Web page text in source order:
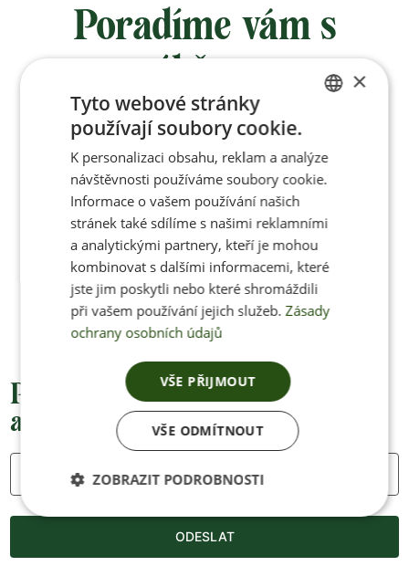
Poradíme vám s
výběrem
Po-Pá 8:00 – 17:00
Jan Pančocha
+420 770 669 100
info@jenonleather.cz
Přednostní informace o soutěžích,
akcích a novinkách
Váš e-mail
ODESLAT
ENGLISH
×
Tyto webové stránky
používají soubory cookie.
K personalizaci obsahu, reklam a analýze
návštěvnosti používáme soubory cookie.
Informace o vašem používání našich
stránek také sdílíme s našimi reklamními
a analytickými partnery, kteří je mohou
kombinovat s dalšími informacemi, které
jste jim poskytli nebo které shromáždili
při vašem používání jejich služeb. Zásady
ochrany osobních údajů
VŠE PŘIJMOUT
VŠE ODMÍTNOUT
ZOBRAZIT PODROBNOSTI